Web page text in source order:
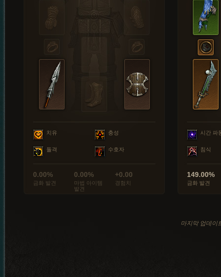
치유 충성
돌격 수호자
0.00%
금화 발견
0.00%
마법 아이템
발견
+0.00
경험치
시간 파
침식
149.00%
금화 발견
마지막 업데이